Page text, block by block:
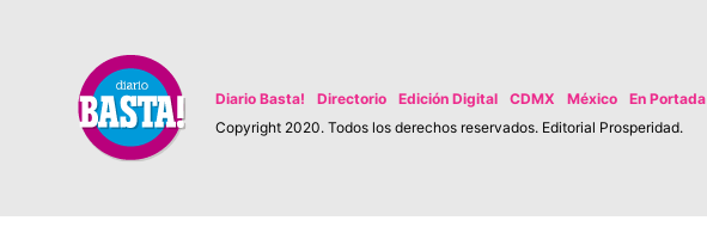
Diario Basta! Directorio Edición Digital CDMX México
En Portada
Copyright 2020. Todos los derechos reservados. Editorial Prosperidad.